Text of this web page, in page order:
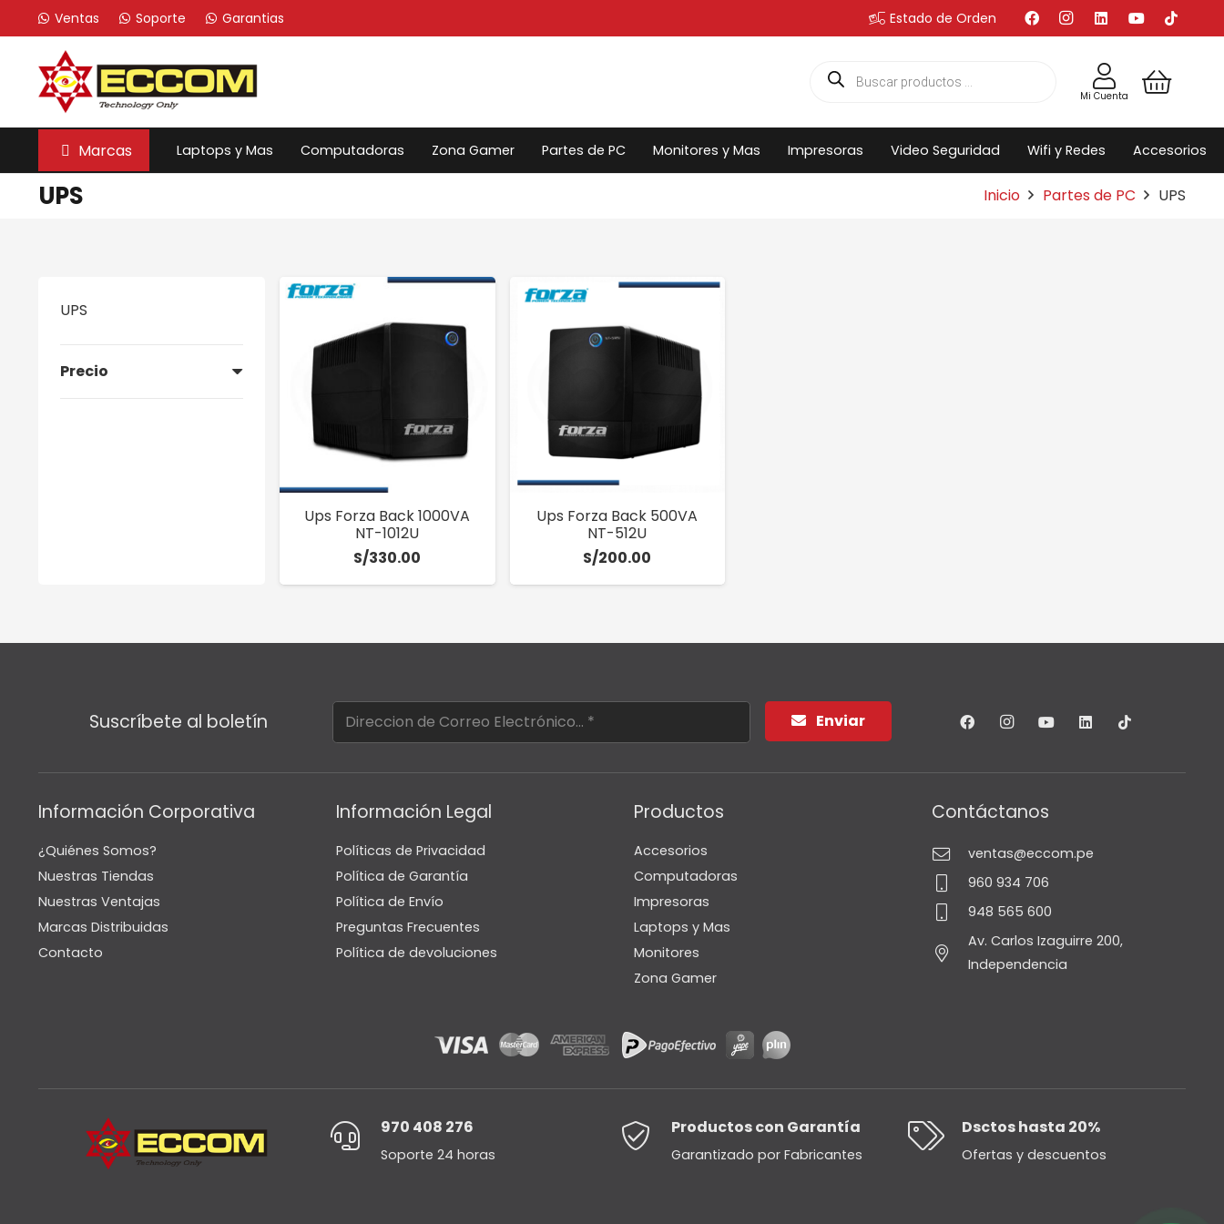
Ventas Soporte Garantias Estado de Orden
Búsqueda
de
Mi Cuenta
Marcas Laptops y Mas Computadoras Zona Gamer Partes de PC Monitores y Mas Impresoras Video Seguridad Wifi y Redes Accesorios
UPS Inicio Partes de PC UPS
UPS
Precio
Ups Forza Back 1000VA
NT-1012U
S/330.00
Ups Forza Back 500VA
NT-512U
S/200.00
Suscríbete al boletín Enviar
Información Corporativa
¿Quiénes Somos?
Nuestras Tiendas
Nuestras Ventajas
Marcas Distribuidas
Contacto
Información Legal
Políticas de Privacidad
Política de Garantía
Política de Envío
Preguntas Frecuentes
Política de devoluciones
Productos
Accesorios
Computadoras
Impresoras
Laptops y Mas
Monitores
Zona Gamer
Contáctanos
ventas@eccom.pe
960 934 706
948 565 600
Av. Carlos Izaguirre 200,
Independencia
970 408 276
Soporte 24 horas
Productos con Garantía
Garantizado por Fabricantes
Dsctos hasta 20%
Ofertas y descuentos